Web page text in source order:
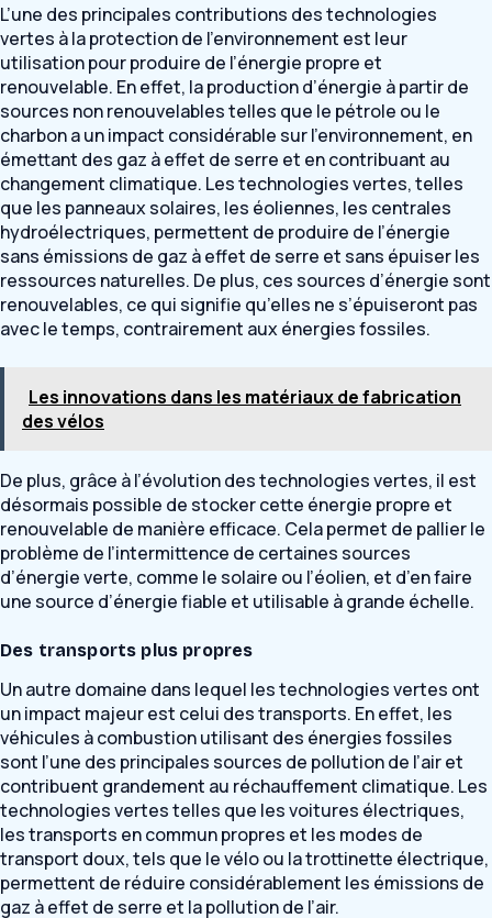
L’une des principales contributions des technologies
vertes à la protection de l’environnement est leur
utilisation pour produire de l’énergie propre et
renouvelable. En effet, la production d’énergie à partir de
sources non renouvelables telles que le pétrole ou le
charbon a un impact considérable sur l’environnement, en
émettant des gaz à effet de serre et en contribuant au
changement climatique. Les technologies vertes, telles
que les panneaux solaires, les éoliennes, les centrales
hydroélectriques, permettent de produire de l’énergie
sans émissions de gaz à effet de serre et sans épuiser les
ressources naturelles. De plus, ces sources d’énergie sont
renouvelables, ce qui signifie qu’elles ne s’épuiseront pas
avec le temps, contrairement aux énergies fossiles.
Les innovations dans les matériaux de fabrication
des vélos
De plus, grâce à l’évolution des technologies vertes, il est
désormais possible de stocker cette énergie propre et
renouvelable de manière efficace. Cela permet de pallier le
problème de l’intermittence de certaines sources
d’énergie verte, comme le solaire ou l’éolien, et d’en faire
une source d’énergie fiable et utilisable à grande échelle.
Des transports plus propres
Un autre domaine dans lequel les technologies vertes ont
un impact majeur est celui des transports. En effet, les
véhicules à combustion utilisant des énergies fossiles
sont l’une des principales sources de pollution de l’air et
contribuent grandement au réchauffement climatique. Les
technologies vertes telles que les voitures électriques,
les transports en commun propres et les modes de
transport doux, tels que le vélo ou la trottinette électrique,
permettent de réduire considérablement les émissions de
gaz à effet de serre et la pollution de l’air.